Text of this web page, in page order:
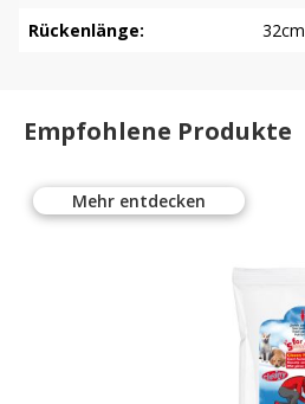
Rückenlänge:
32cm
Empfohlene Produkte
Mehr entdecken